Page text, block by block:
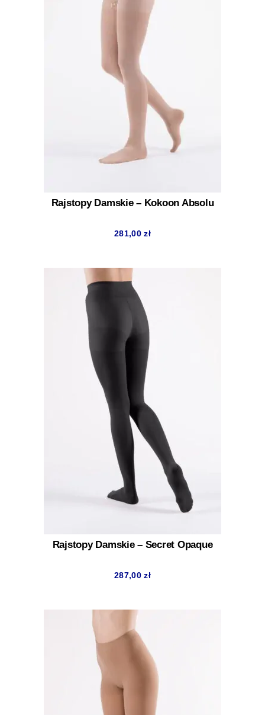
Rajstopy Damskie – Kokoon Absolu
281,00zł
Rajstopy Damskie – Secret Opaque
287,00zł